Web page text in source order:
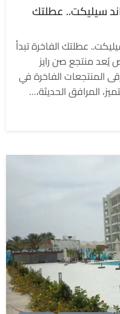
سيليكت.. عطلتك
عطلتك الفاخرة تبدأ
يُعد منتجع صن رايز
المنتجعات الفاخرة في
المرافق الحديثة،…